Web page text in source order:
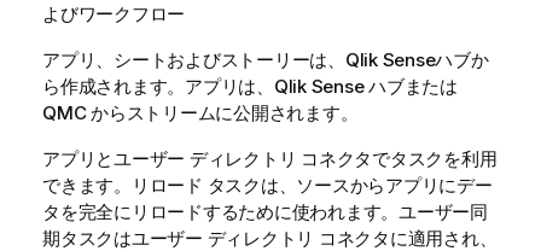
よびワークフロー
アプリ、シートおよびストーリーは、 Qlik Senseハブか
ら作成されます。アプリは、 Qlik Senseハブまたは
QMCからストリームに公開されます。
アプリとユーザー ディレクトリ コネクタでタスクを利用
できます。リロード タスクは、ソースからアプリにデー
タを完全にリロードするために使われます。ユーザー同
期タスクはユーザー ディレクトリ コネクタに適用され、